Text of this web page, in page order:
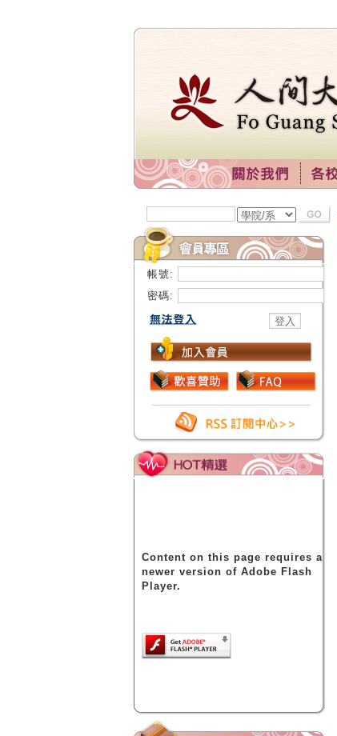
帳號:
密碼:
Content on this page requires a
newer version of Adobe Flash
Player.